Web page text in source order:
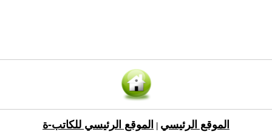
الموقع الرئيسي الموقع الرئيسي للكاتب-ة